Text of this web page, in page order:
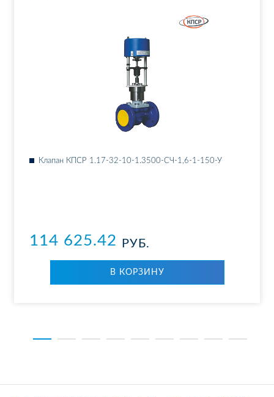
Кла­пан КПСР 1.17-32-10-1.3500-СЧ-1,6-1-150-У
114 625.42 РУБ.
В КОР­ЗИ­НУ